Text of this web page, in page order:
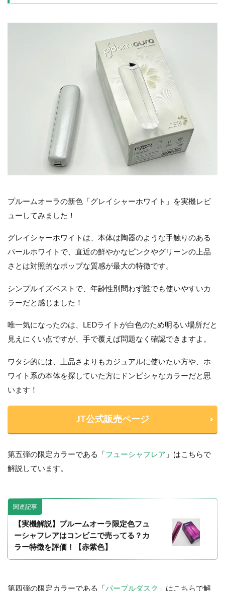
プルームオーラの新色「グレイシャーホワイト」を実機レビ
ューしてみました！
グレイシャーホワイトは、本体は陶器のような手触りのある
パールホワイトで、直近の鮮やかなピンクやグリーンの上品
さとは対照的なポップな質感が最大の特徴です。
シンプルイズベストで、年齢性別問わず誰でも使いやすいカ
ラーだと感じました！
唯一気になったのは、LEDライトが白色のため明るい場所だと
見えにくい点ですが、手で覆えば問題なく確認できますよ。
ワタシ的には、上品さよりもカジュアルに使いたい方や、ホ
ワイト系の本体を探していた方にドンピシャなカラーだと思
います！
JT公式販売ページ
第五弾の限定カラーである「 フューシャフレア 」はこちらで
解説しています。
関連記事
【実機解説】プルームオーラ限定色フュ
ーシャフレアはコンビニで売ってる？カ
ラー特徴を評価！【赤紫色】
第四弾の限定カラーである「 パープルダスク 」はこちらで解